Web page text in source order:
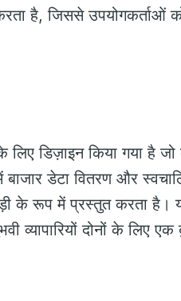
है, जिससे
लिए डिज़ाइन किया गया है
डेटा वितरण और
के रूप में प्रस्तुत करता
दोनों के लिए एक